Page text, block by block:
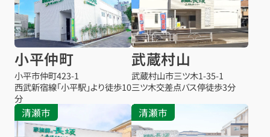
小平仲町
小平市仲町423-1
西武新宿線「小平駅」より徒歩10
分
武蔵村山
武蔵村山市三ツ木1-35-1
三ツ木交差点バス停徒歩3分
清瀬市 清瀬市